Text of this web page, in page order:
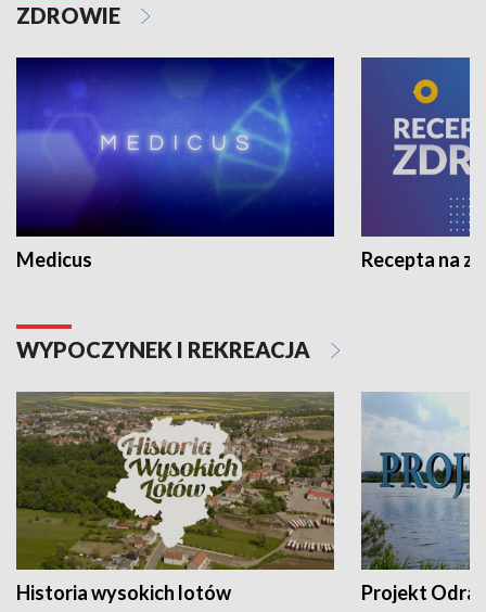
ZDROWIE
Medicus Recepta na
WYPOCZYNEK I REKREACJA
Historia wysokich lotów Projekt Odra